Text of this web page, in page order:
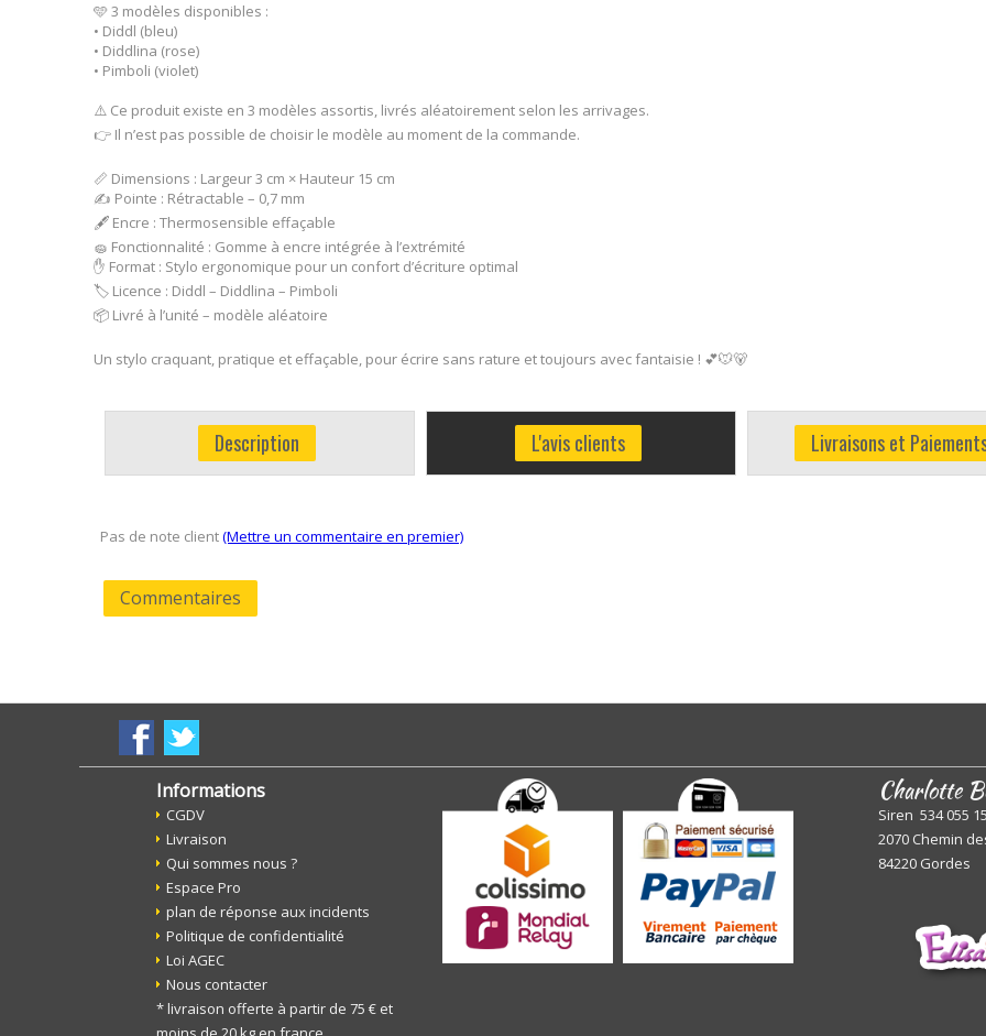
🩵 3 modèles disponibles :
• Diddl (bleu)
• Diddlina (rose)
• Pimboli (violet)
⚠️ Ce produit existe en 3 modèles assortis, livrés aléatoirement selon les arrivages.
👉 Il n’est pas possible de choisir le modèle au moment de la commande.
📏 Dimensions : Largeur 3 cm × Hauteur 15 cm
✍️ Pointe : Rétractable – 0,7 mm
🖋️ Encre : Thermosensible effaçable
🧽 Fonctionnalité : Gomme à encre intégrée à l’extrémité
✋ Format : Stylo ergonomique pour un confort d’écriture optimal
🏷️ Licence : Diddl – Diddlina – Pimboli
📦 Livré à l’unité – modèle aléatoire
Un stylo craquant, pratique et effaçable, pour écrire sans rature et toujours avec fantaisie ! 💕🐭🐻
Description L'avis clients Livraisons et
Pas de note client(Mettre un commentaire en premier)
Commentaires
Informations
CGDV
Livraison
Qui sommes nous ?
Espace Pro
plan de réponse aux incidents
Politique de confidentialité
Loi AGEC
Nous contacter
* livraison offerte à partir de 75 € et
Charlotte
Siren 534 055
2070 Chemin
84220 Gordes